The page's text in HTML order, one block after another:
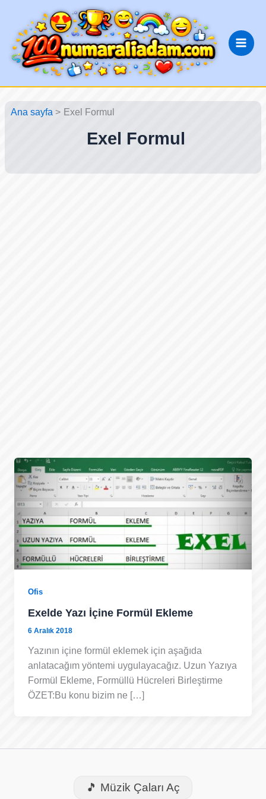
Ana sayfa Exel Formul
Exel Formul
Ofis
Exelde Yazı İçine Formül Ekleme
6 Aralık 2018
Yazının içine formül eklemek için aşağıda
anlatacağım yöntemi uygulayacağız. Uzun Yazıya
Formül Ekleme, Formüllü Hücreleri Birleştirme
ÖZET:Bu konu bizim ne […]
🎵 Müzik Çaları Aç